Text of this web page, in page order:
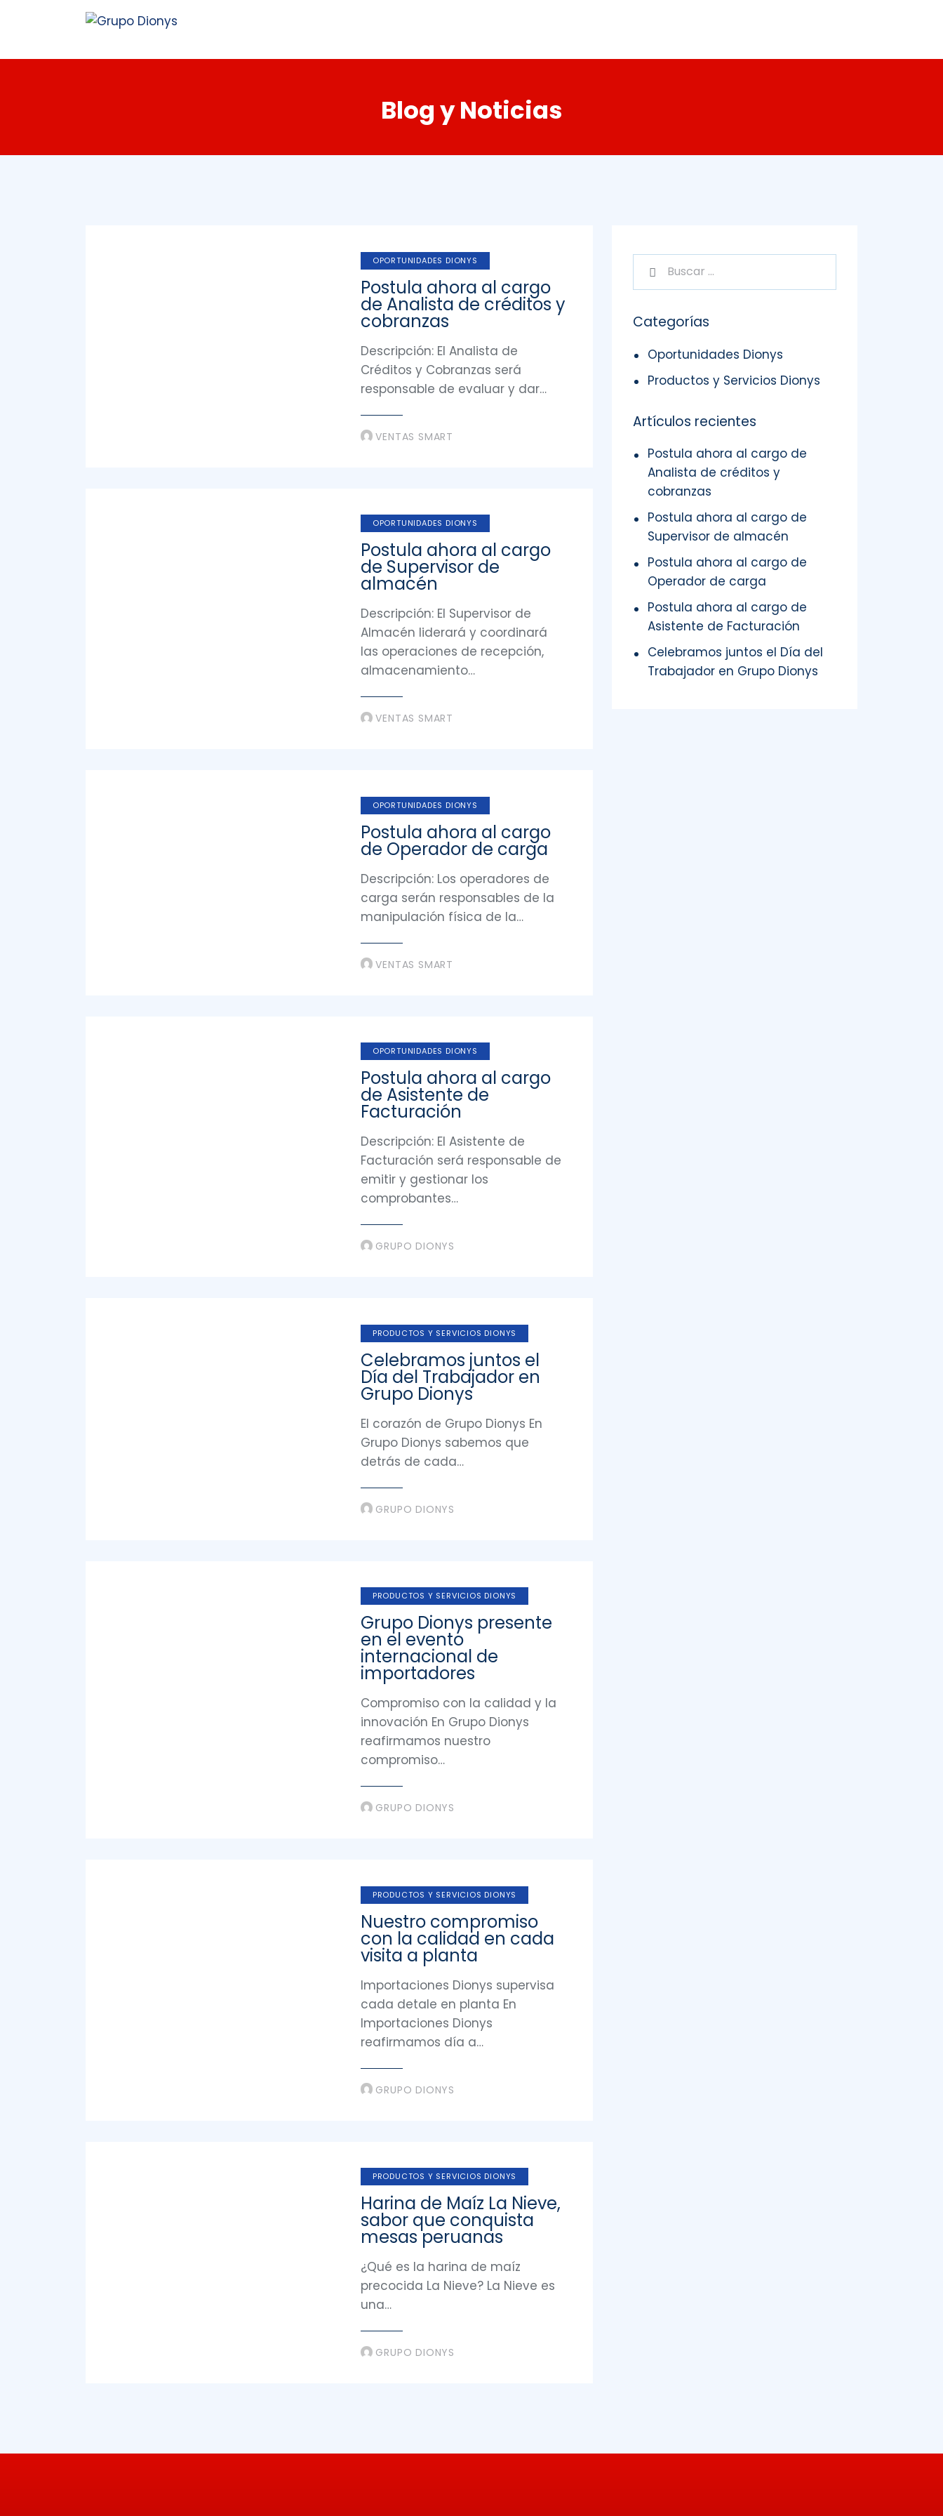
Blog y Noticias
OPORTUNIDADES DIONYS
Postula ahora al cargo
de Analista de créditos y
cobranzas
Descripción: El Analista de
Créditos y Cobranzas será
responsable de evaluar y dar…
VENTAS SMART
OPORTUNIDADES DIONYS
Postula ahora al cargo
de Supervisor de
almacén
Descripción: El Supervisor de
Almacén liderará y coordinará
las operaciones de recepción,
almacenamiento…
VENTAS SMART
OPORTUNIDADES DIONYS
Postula ahora al cargo
de Operador de carga
Descripción: Los operadores de
carga serán responsables de la
manipulación física de la…
VENTAS SMART
OPORTUNIDADES DIONYS
Postula ahora al cargo
de Asistente de
Facturación
Descripción: El Asistente de
Facturación será responsable de
emitir y gestionar los
comprobantes…
GRUPO DIONYS
PRODUCTOS Y SERVICIOS DIONYS
Celebramos juntos el
Día del Trabajador en
Grupo Dionys
El corazón de Grupo Dionys En
Grupo Dionys sabemos que
detrás de cada…
GRUPO DIONYS
PRODUCTOS Y SERVICIOS DIONYS
Grupo Dionys presente
en el evento
internacional de
importadores
Compromiso con la calidad y la
innovación En Grupo Dionys
reafirmamos nuestro
compromiso…
GRUPO DIONYS
PRODUCTOS Y SERVICIOS DIONYS
Nuestro compromiso
con la calidad en cada
visita a planta
Importaciones Dionys supervisa
cada detale en planta En
Importaciones Dionys
reafirmamos día a…
GRUPO DIONYS
PRODUCTOS Y SERVICIOS DIONYS
Harina de Maíz La Nieve,
sabor que conquista
mesas peruanas
¿Qué es la harina de maíz
precocida La Nieve? La Nieve es
una…
GRUPO DIONYS
Categorías
Oportunidades Dionys
Productos y Servicios Dionys
Artículos recientes
Postula ahora al cargo de
Analista de créditos y
cobranzas
Postula ahora al cargo de
Supervisor de almacén
Postula ahora al cargo de
Operador de carga
Postula ahora al cargo de
Asistente de Facturación
Celebramos juntos el Día del
Trabajador en Grupo Dionys